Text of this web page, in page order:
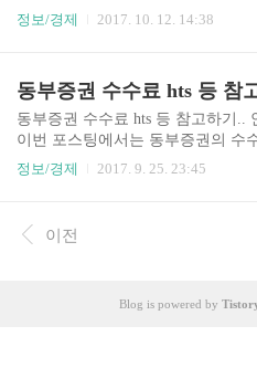
순화 되었습니다. 시험 구분은 3가
급은 1급에서 6급까지 2개의 등급
다루는 초급부터 등급이 올라갈수
다루는것이 특징입니다. 시험은 1
..
보도록 하겠습니다 반도체 재료업
공해 칩을 제조하는데 사용되는 소
크, 포토레지스트, 반도체용 고순도
스류, 페리클, 배선재료 등 - 로 구분
료에는 구조재료- 리드프레임, 본
등 - 가 있습니다 반도체 소재주 관
솔더볼 등을 생산하는 업체 SK머티
LCD, 태양전지 제조 과정에 사용되
정보/경제 2017. 10. 12. 14:38
동부증권 수수료 hts 등 참
동부증권 수수료 hts 등 참고하기..
이번 포스팅에서는 동부증권의 수
히 살펴보도록 하겠습니다 동부증
업 등금융투자업과 저축은행업을
다 동부증권 온라인 수수료 체계 금
99164% 아마 0.099164% 이 구간
정보/경제 2017. 9. 25. 23:45
이전
Blog is powered by